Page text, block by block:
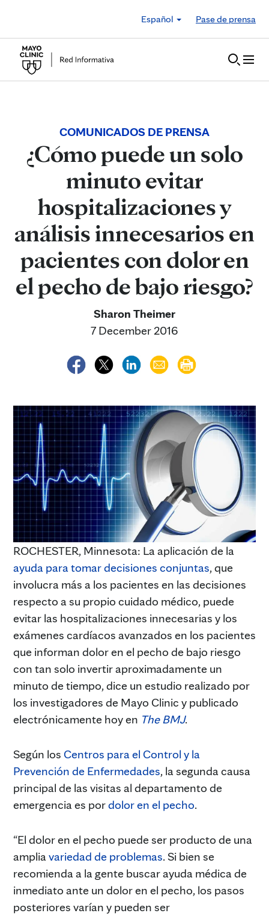
Español
Pase de prensa
COMUNICADOS DE PRENSA
¿Cómo puede un solo
minuto evitar
hospitalizaciones y
análisis innecesarios en
pacientes con dolor en
el pecho de bajo riesgo?
Sharon Theimer
7 December 2016
ROCHESTER, Minnesota: La aplicación de la
ayuda para tomar decisiones conjuntas, que
involucra más a los pacientes en las decisiones
respecto a su propio cuidado médico, puede
evitar las hospitalizaciones innecesarias y los
exámenes cardíacos avanzados en los pacientes
que informan dolor en el pecho de bajo riesgo
con tan solo invertir aproximadamente un
minuto de tiempo, dice un estudio realizado por
los investigadores de Mayo Clinic y publicado
electrónicamente hoy en The BMJ.
Según los Centros para el Control y la
Prevención de Enfermedades, la segunda causa
principal de las visitas al departamento de
emergencia es pordolor en el pecho.
“El dolor en el pecho puede ser producto de una
ampliavariedad de problemas. Si bien se
recomienda a la gente buscar ayuda médica de
inmediato ante un dolor en el pecho, los pasos
posteriores varían y pueden ser